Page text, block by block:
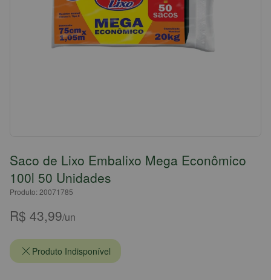
Saco de Lixo Embalixo Mega Econômico
100l 50 Unidades
Produto: 20071785
R$ 43,99/un
Produto Indisponível